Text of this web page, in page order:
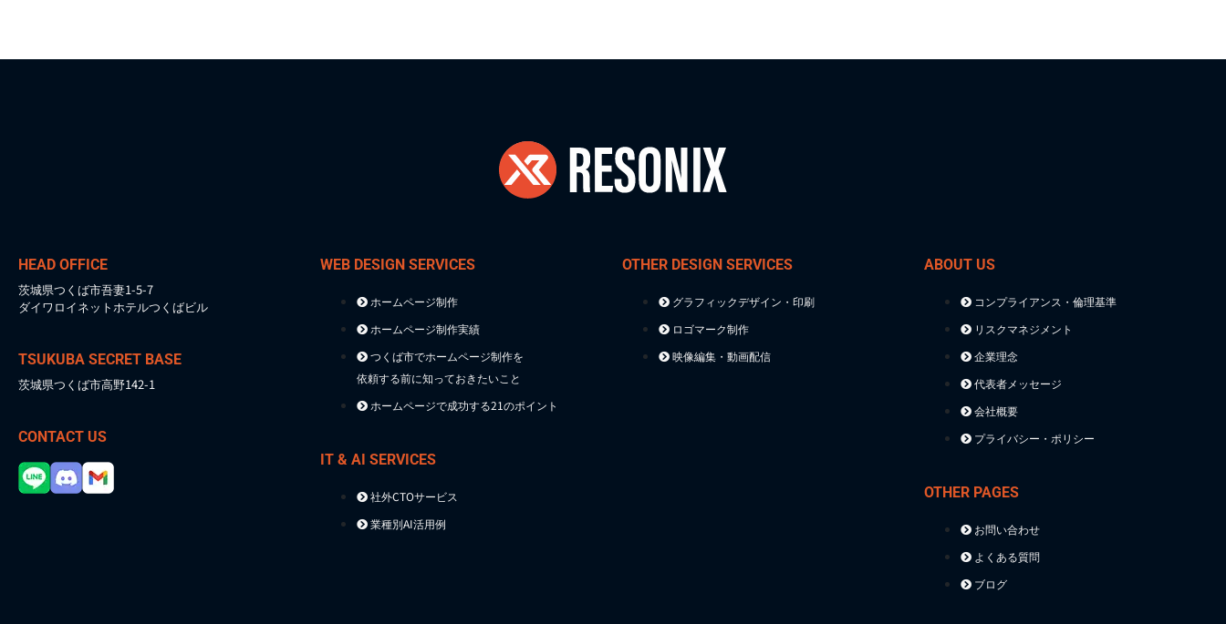
HEAD OFFICE
茨城県つくば市吾妻1-5-7
ダイワロイネットホテルつくばビル
TSUKUBA SECRET BASE
茨城県つくば市高野142-1
CONTACT US
WEB DESIGN SERVICES
ホームページ制作
ホームページ制作実績
つくば市でホームページ制作を
依頼する前に知っておきたいこと
ホームページで成功する21のポイント
IT & AI SERVICES
社外CTOサービス
業種別AI活用例
OTHER DESIGN SERVICES
グラフィックデザイン・印刷
ロゴマーク制作
映像編集・動画配信
ABOUT US
コンプライアンス・倫理基準
リスクマネジメント
企業理念
代表者メッセージ
会社概要
プライバシー・ポリシー
OTHER PAGES
お問い合わせ
よくある質問
ブログ